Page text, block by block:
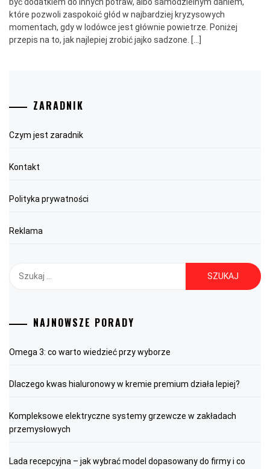
które pozwoli zaspokoić głód w najbardziej kryzysowych
momentach, gdy w lodówce jest głównie powietrze. Poniżej
przepis na to, jak najlepiej zrobić jajko sadzone. […]
ZARADNIK
Czym jest zaradnik
Kontakt
Polityka prywatności
Reklama
NAJNOWSZE PORADY
Omega 3: co warto wiedzieć przy wyborze
Dlaczego kwas hialuronowy w kremie premium działa lepiej?
Kompleksowe elektryczne systemy grzewcze w zakładach
przemysłowych
Lada recepcyjna – jak wybrać model dopasowany do firmy i co